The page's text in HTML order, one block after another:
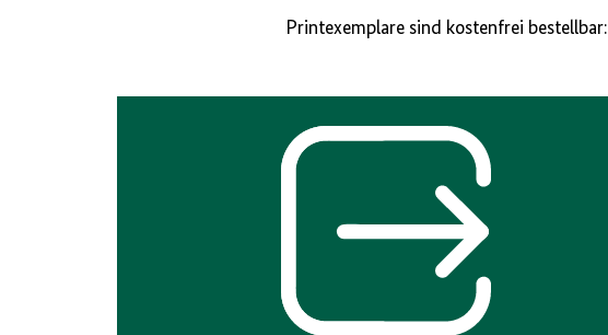
Printexemplare sind kostenfrei bestellbar:
Interner